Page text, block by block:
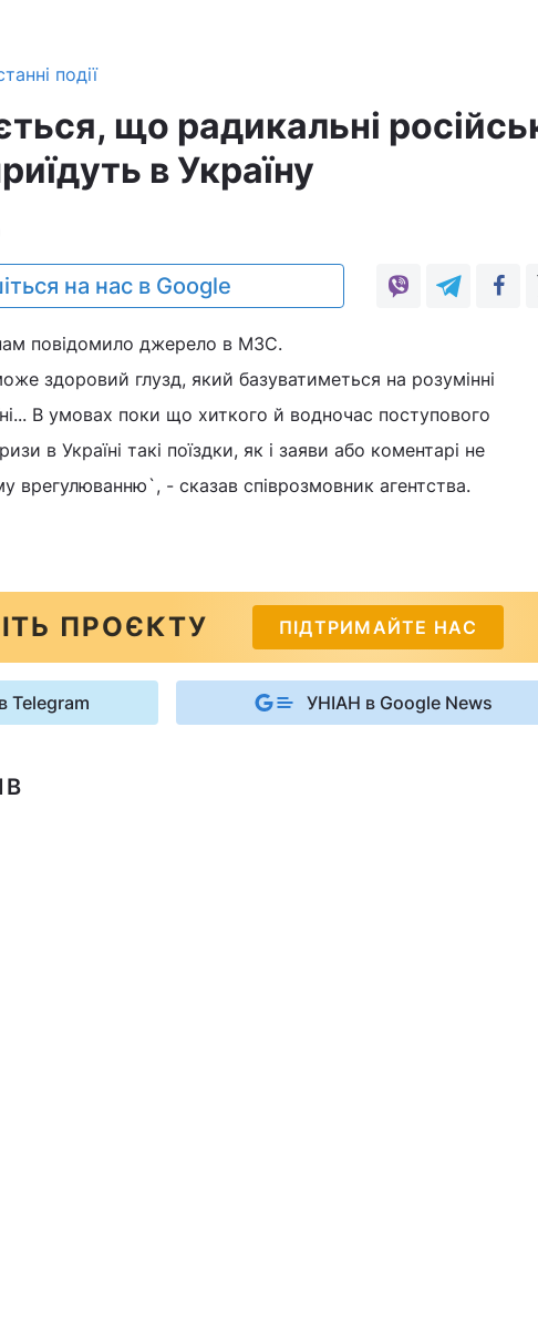
події
що радикальні
в Україну
на нас в Google
повідомило джерело в МЗС.
здоровий глузд, який базуватиметься на розумінні
В умовах поки що хиткого й водночас поступового
в Україні такі поїздки, як і заяви або коментарі не
врегулюванню`, - сказав співрозмовник агентства.
ПРОЄКТУ ПІДТРИМАЙТЕ НАС
Telegram УНІАН в Google News